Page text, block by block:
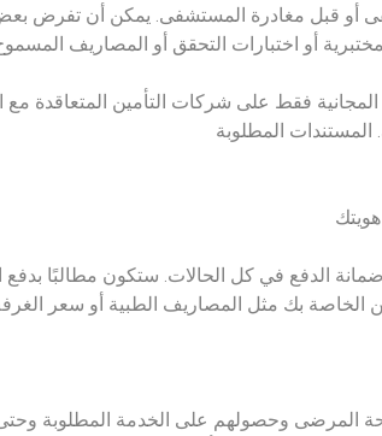
أو قبل مغادرة المستشفى. يمكن أن تفرض
أو اختبارات التحقق أو المصاريف
فقط على شركات التأمين
المطلوبة
الدفع في كل الحالات. ستكون مطالبًا
بك مثل المصاريف الطبية أو سعر الغرفة
وحصولهم على الخدمة المطلوبة وحتى لا